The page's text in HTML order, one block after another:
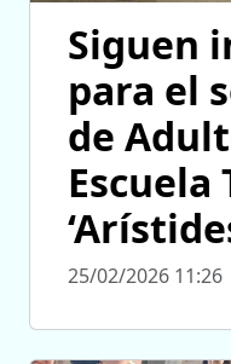
Siguen
para el
de
Escuela
25/02/2026 11:26